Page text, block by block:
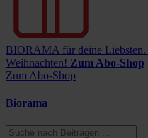
BIORAMA für deine Liebsten.
Weihnachten! Zum Abo-Shop
Zum Abo-Shop
Biorama